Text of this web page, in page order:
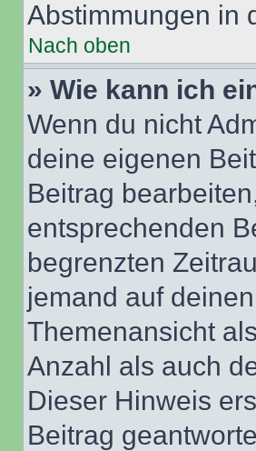
Abstimmungen in
Nach oben
» Wie kann ich
Wenn du nicht
deine eigenen
Beitrag
entsprechenden
begrenzten
jemand auf
Themenansicht
Anzahl als auch
Dieser Hinweis
Beitrag